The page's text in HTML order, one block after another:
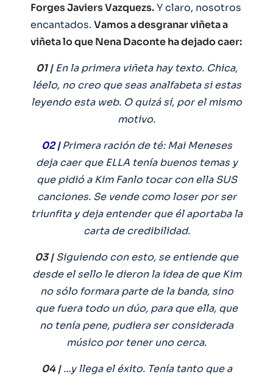
Forges Javiers Vazquezs.Y claro, nosotros
encantados. Vamos a desgranar viñeta a
viñeta lo que Nena Daconte ha dejado caer:
01 | En la primera viñeta hay texto. Chica,
léelo, no creo que seas analfabeta si estas
leyendo esta web. O quizá sí, por el mismo
motivo.
02 | Primera ración de té: Mai Meneses
deja caer que ELLA tenía buenos temas y
que pidió a Kim Fanlo tocar con ella SUS
canciones. Se vende como loser por ser
triunfita y deja entender que él aportaba la
carta de credibilidad.
03 | Siguiendo con esto, se entiende que
desde el sello le dieron la idea de que Kim
no sólo formara parte de la banda, sino
que fuera todo un dúo, para que ella, que
no tenía pene, pudiera ser considerada
músico por tener uno cerca.
04 |…y llega el éxito. Tenía tanto que a